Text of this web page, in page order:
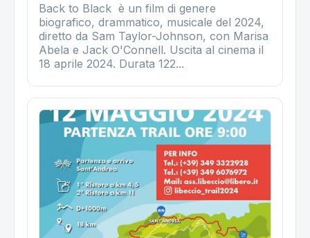
Back to Black è un film di genere
biografico, drammatico, musicale del 2024,
diretto da Sam Taylor-Johnson, con Marisa
Abela e Jack O'Connell. Uscita al cinema il
18 aprile 2024. Durata 122...